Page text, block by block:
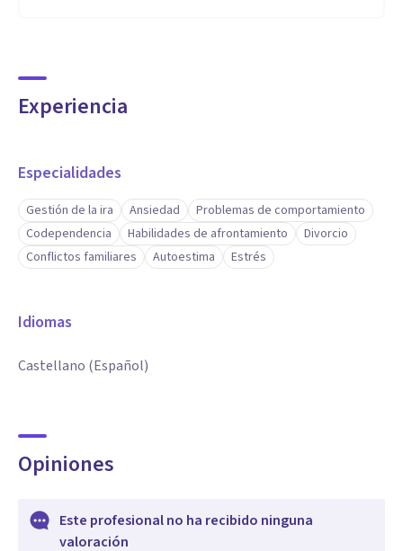
Experiencia
Especialidades
Gestión de la ira Ansiedad
Problemas de comportamiento
Codependencia
Habilidades de afrontamiento
Divorcio
Conflictos familiares
Autoestima Estrés
Idiomas
Castellano (Español)
Opiniones
Este profesional no ha recibido ninguna
valoración